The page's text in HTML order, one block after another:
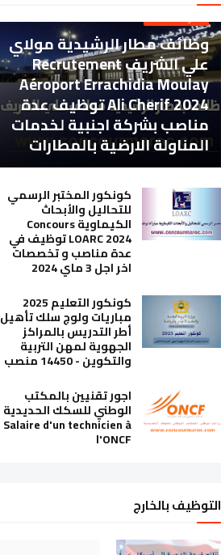
الشركات الخاصة
وظائف مطار الرشيدية مولاي
علي الشريف Recrutement
Aéroport Errachidia Moulay
Ali Cherif 2024 توظيف عدة
مناصب بشركة اجنبية لخدمات
المناولة الارضية بالمطارات
كونكور المختبر الرسمي
للتحاليل والأبحاث
الكيماوية Concours
LOARC 2024 توظيف في
عدة مناصب و تخصصات
اخر اجل 3 ماي 2024
كونكور التعليم 2025
مباريات ولوج سلك تأهيل
أطر التدريس بالمراكز
الجهوية لمهن التربية
والتكوين - 14450 منصب
اجور تقنيين بالمكتب
الوطني للسكك الحديدية
Salaire d'un technicien à
l'ONCF
التوظيف بالخارج